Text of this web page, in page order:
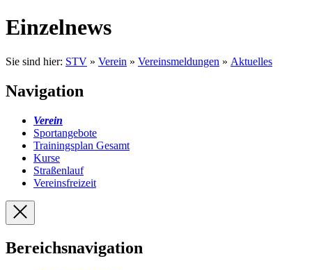
Einzelnews
Sie sind hier: STV » Verein » Vereinsmeldungen » Aktuelles
Navigation
Verein
Sportangebote
Trainingsplan Gesamt
Kurse
Straßenlauf
Vereinsfreizeit
Bereichsnavigation